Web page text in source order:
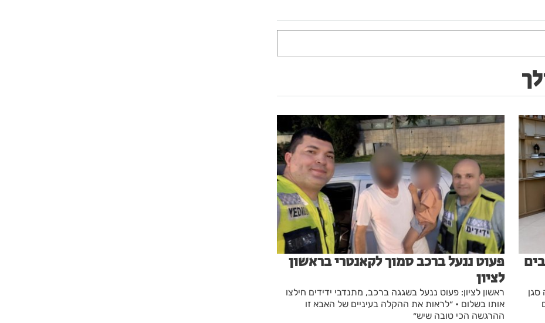
פעוט ננעל ברכב סמוך לקאנטרי בראשון
לציון
ראשון לציון: פעוט ננעל בשגגה ברכב, מתנדבי ידידים חילצו
אותו בשלום • ״לראות את ההקלה בעיניים של האבא זו
ההרגשה הכי טובה שיש״